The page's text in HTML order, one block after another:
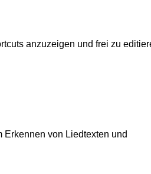
anzuzeigen und frei zu
von Liedtexten und